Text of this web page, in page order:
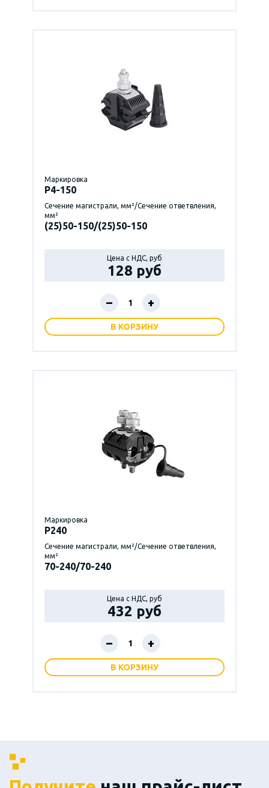
Маркировка
P4-150
Сечение магистрали, мм²/Сечение ответвления,
мм²
(25)50-150/(25)50-150
Цена с НДС, руб
128 руб
– +
В КОРЗИНУ
Маркировка
P240
Сечение магистрали, мм²/Сечение ответвления,
мм²
70-240/70-240
Цена с НДС, руб
432 руб
– +
В КОРЗИНУ